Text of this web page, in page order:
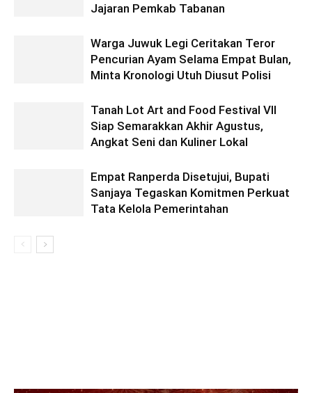
Jajaran Pemkab Tabanan
Warga Juwuk Legi Ceritakan Teror
Pencurian Ayam Selama Empat Bulan,
Minta Kronologi Utuh Diusut Polisi
Tanah Lot Art and Food Festival VII
Siap Semarakkan Akhir Agustus,
Angkat Seni dan Kuliner Lokal
Empat Ranperda Disetujui, Bupati
Sanjaya Tegaskan Komitmen Perkuat
Tata Kelola Pemerintahan